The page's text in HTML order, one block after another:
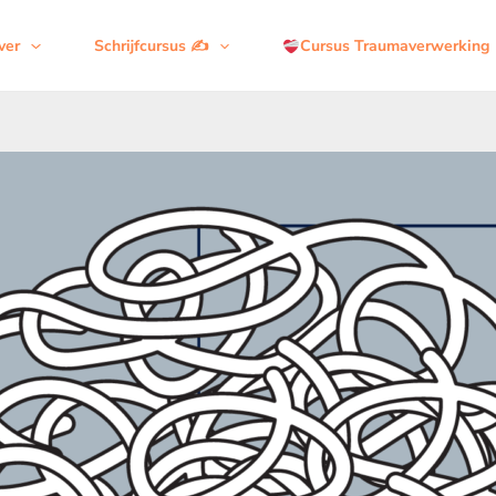
Schrijfcursus ✍️ Cursus Traumaverwerking